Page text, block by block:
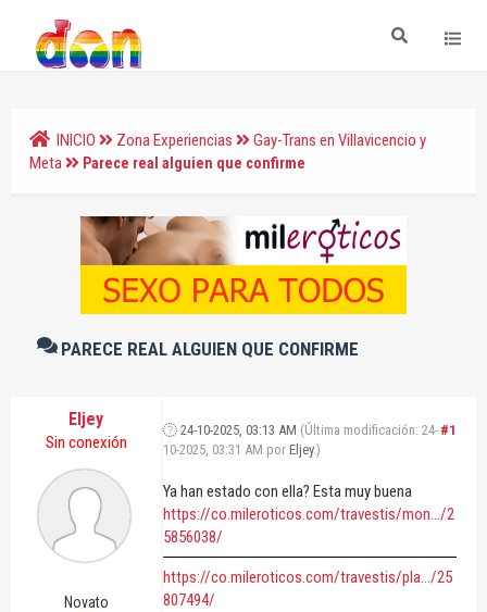
INICIO Zona Experiencias
Gay-Trans en Villavicencio y
Meta
Parece real alguien que confirme
PARECE REAL ALGUIEN QUE CONFIRME
Eljey
Sin conexión
Novato
#1
24-10-2025, 03:13 AM (Última modificación: 24-
10-2025, 03:31 AM porEljey.)
Ya han estado con ella? Esta muy buena
https://co.mileroticos.com/travestis/mon.../2
5856038/
https://co.mileroticos.com/travestis/pla.../25
807494/